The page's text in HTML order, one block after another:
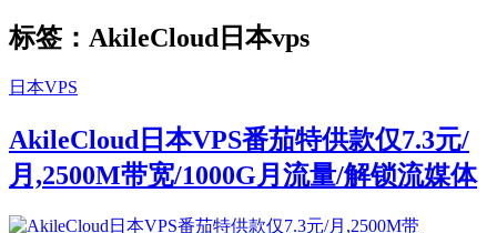
标签：AkileCloud日本vps
日本VPS
AkileCloud日本VPS番茄特供款仅7.3元/
月,2500M带宽/1000G月流量/解锁流媒体